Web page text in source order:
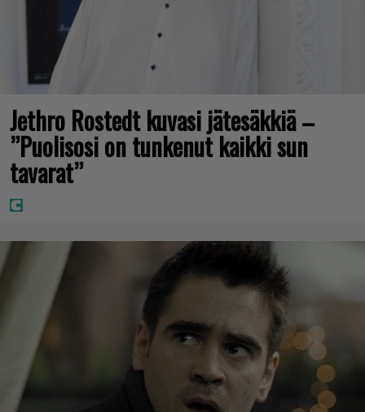
Jethro Rostedt kuvasi jätesäkkiä –
”Puolisosi on tunkenut kaikki sun
tavarat”